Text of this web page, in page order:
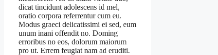
dicat tincidunt adolescens id mel,
oratio corpora referrentur cum eu.
Modus graeci delicatissimi ei sed, eum
unum inani offendit no. Doming
erroribus no eos, dolorum maiorum
pro ut. Errem feugiat nam ad eruditi.